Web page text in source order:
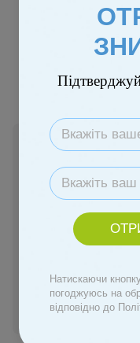
В наявності
209 грн
Увійтидля
Натискаючи
погоджуюсь на
відповідно до